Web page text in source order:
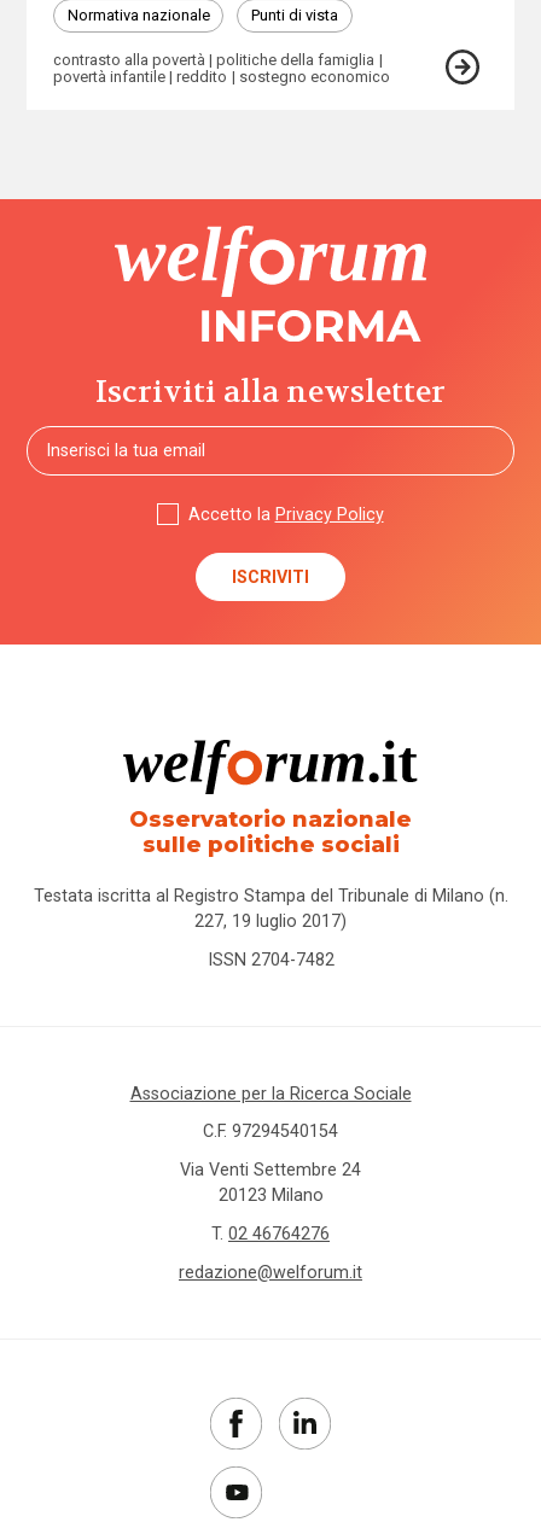
Normativa nazionale Punti di vista
contrasto alla povertà
politiche della famiglia
povertà infantile
reddito sostegno economico
Iscriviti alla newsletter
Accetto la Privacy Policy
Osservatorio nazionale
sulle politiche sociali
Testata iscritta al Registro Stampa del Tribunale di Milano (n.
227, 19 luglio 2017)
ISSN 2704-7482
Associazione per la Ricerca Sociale
C.F. 97294540154
Via Venti Settembre 24
20123 Milano
T. 02 46764276
redazione@welforum.it